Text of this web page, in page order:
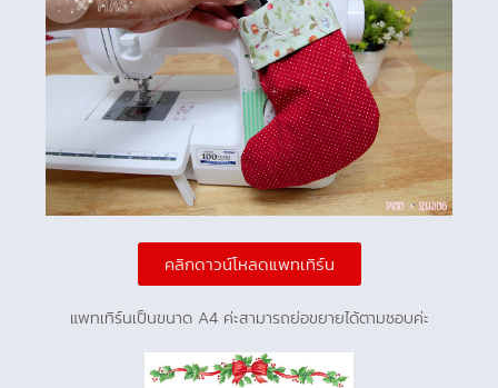
คลิกดาวน์โหลดแพทเทิร์น
แพทเทิร์นเป็นขนาด A4 ค่ะสามารถย่อขยายได้ตามชอบค่ะ